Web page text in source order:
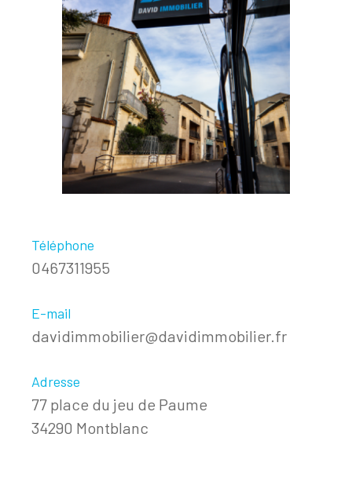
Téléphone
0467311955
E-mail
davidimmobilier@davidimmobilier.fr
Adresse
77 place du jeu de Paume
34290 Montblanc